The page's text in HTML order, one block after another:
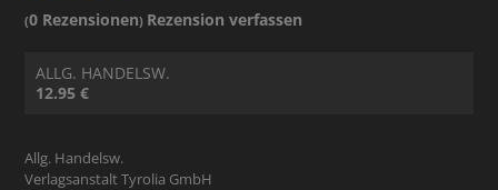
(0 Rezensionen) Rezension verfassen
ALLG. HANDELSW.
12.95 €
Allg. Handelsw.
Verlagsanstalt Tyrolia GmbH